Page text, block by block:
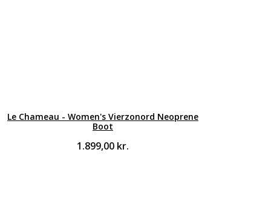
Le Chameau - Women's Vierzonord Neoprene
Boot
1.899,00 kr.